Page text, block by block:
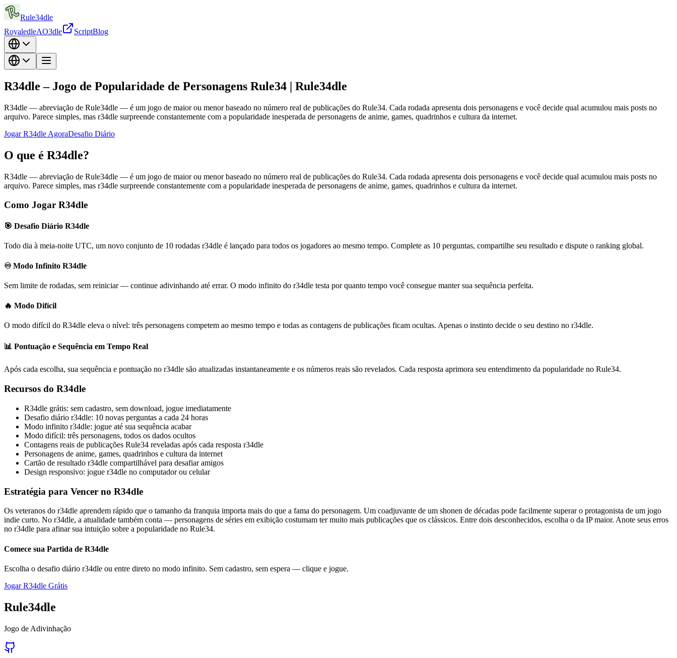
Rule34dle
RoyaledleAO3dle ScriptBlog
R34dle – Jogo de Popularidade de Personagens Rule34 | Rule34dle
R34dle — abreviação de Rule34dle — é um jogo de maior ou menor baseado no número real de publicações do Rule34. Cada rodada apresenta dois personagens e você decide qual acumulou mais posts no
arquivo. Parece simples, mas r34dle surpreende constantemente com a popularidade inesperada de personagens de anime, games, quadrinhos e cultura da internet.
Jogar R34dle AgoraDesafio Diário
O que é R34dle?
R34dle — abreviação de Rule34dle — é um jogo de maior ou menor baseado no número real de publicações do Rule34. Cada rodada apresenta dois personagens e você decide qual acumulou mais posts no
arquivo. Parece simples, mas r34dle surpreende constantemente com a popularidade inesperada de personagens de anime, games, quadrinhos e cultura da internet.
Como Jogar R34dle
🎯 Desafio Diário R34dle
Todo dia à meia-noite UTC, um novo conjunto de 10 rodadas r34dle é lançado para todos os jogadores ao mesmo tempo. Complete as 10 perguntas, compartilhe seu resultado e dispute o ranking global.
♾️ Modo Infinito R34dle
Sem limite de rodadas, sem reiniciar — continue adivinhando até errar. O modo infinito do r34dle testa por quanto tempo você consegue manter sua sequência perfeita.
🔥 Modo Difícil
O modo difícil do R34dle eleva o nível: três personagens competem ao mesmo tempo e todas as contagens de publicações ficam ocultas. Apenas o instinto decide o seu destino no r34dle.
📊 Pontuação e Sequência em Tempo Real
Após cada escolha, sua sequência e pontuação no r34dle são atualizadas instantaneamente e os números reais são revelados. Cada resposta aprimora seu entendimento da popularidade no Rule34.
Recursos do R34dle
R34dle grátis: sem cadastro, sem download, jogue imediatamente
Desafio diário r34dle: 10 novas perguntas a cada 24 horas
Modo infinito r34dle: jogue até sua sequência acabar
Modo difícil: três personagens, todos os dados ocultos
Contagens reais de publicações Rule34 reveladas após cada resposta r34dle
Personagens de anime, games, quadrinhos e cultura da internet
Cartão de resultado r34dle compartilhável para desafiar amigos
Design responsivo: jogue r34dle no computador ou celular
Estratégia para Vencer no R34dle
Os veteranos do r34dle aprendem rápido que o tamanho da franquia importa mais do que a fama do personagem. Um coadjuvante de um shonen de décadas pode facilmente superar o protagonista de um jogo
indie curto. No r34dle, a atualidade também conta — personagens de séries em exibição costumam ter muito mais publicações que os clássicos. Entre dois desconhecidos, escolha o da IP maior. Anote seus erros
no r34dle para afinar sua intuição sobre a popularidade no Rule34.
Comece sua Partida de R34dle
Escolha o desafio diário r34dle ou entre direto no modo infinito. Sem cadastro, sem espera — clique e jogue.
Jogar R34dle Grátis
Rule34dle
Jogo de Adivinhação